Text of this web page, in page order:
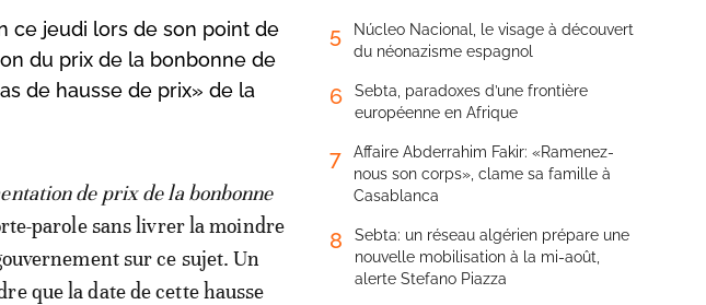
ce jeudi lors de son point de
du prix de la bonbonne de
de hausse de prix» de la
de prix de la bonbonne
parole sans livrer la moindre
sur ce sujet. Un
que la date de cette hausse
5
Núcleo Nacional, le visage à découvert
du néonazisme espagnol
6
Sebta, paradoxes d’une frontière
européenne en Afrique
7
Affaire Abderrahim Fakir: «Ramenez-
nous son corps», clame sa famille à
Casablanca
8
Sebta: un réseau algérien prépare une
nouvelle mobilisation à la mi-août,
alerte Stefano Piazza